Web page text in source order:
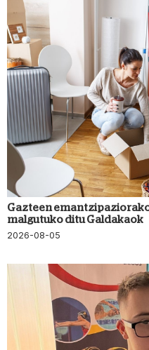
Gazteen
malgutuko ditu Galdakaok
2026-08-05